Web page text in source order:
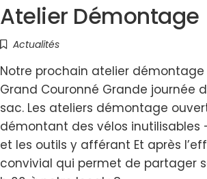
Atelier Démontage
Actualités
Notre prochain atelier démontage
Grand Couronné Grande journée
sac. Les ateliers démontage
démontant des vélos
et les outils y afférant Et après
convivial qui permet de partager